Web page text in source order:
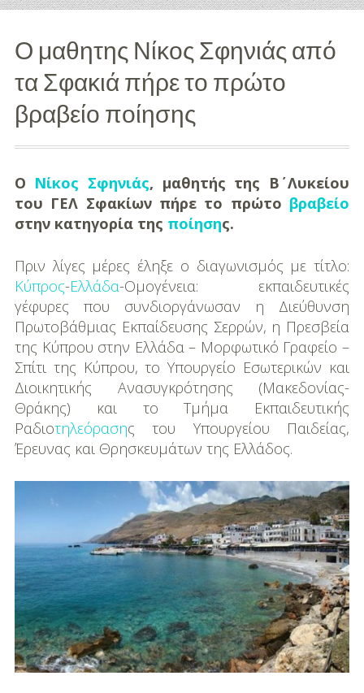
Εκπαίδευση
Βάπτιση
Διάσημες
Βαπτίσεις
Παιδικό Δωμάτιο
Deco
DIY
Διατροφή-Συνταγές
Συνταγές
Συμβουλές
Διατροφής
Υγεία – Ψυχολογία
Ο μαθητης Νίκος Σφηνιάς από
τα Σφακιά πήρε το πρώτο
βραβείο ποίησης
Ο Νίκος Σφηνιάς, μαθητής της Β΄ Λυκείου
του ΓΕΛ Σφακίων πήρε το πρώτο βραβείο
στην κατηγορία της ποίησης.
Πριν λίγες μέρες έληξε ο διαγωνισμός με τίτλο:
Κύπρος-Ελλάδα-Ομογένεια: εκπαιδευτικές
γέφυρες που συνδιοργάνωσαν η Διεύθυνση
Πρωτοβάθμιας Εκπαίδευσης Σερρών, η Πρεσβεία
της Κύπρου στην Ελλάδα – Μορφωτικό Γραφείο –
Σπίτι της Κύπρου, το Υπουργείο Εσωτερικών και
Διοικητικής Ανασυγκρότησης (Μακεδονίας-
Θράκης) και το Τμήμα Εκπαιδευτικής
Ραδιοτηλεόρασης του Υπουργείου Παιδείας,
Έρευνας και Θρησκευμάτων της Ελλάδος.